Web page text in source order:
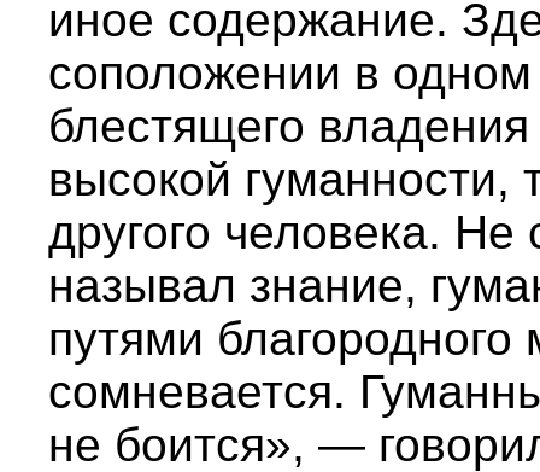
иное содержание.
соположении в
блестящего
высокой гуманности,
другого человека.
называл знание,
путями
сомневается.
не боится», —